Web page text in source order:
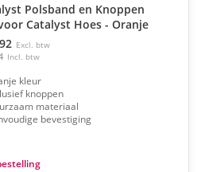
Polsband en Knoppen
Catalyst Hoes - Oranje
Excl. btw
Incl. btw
kleur
knoppen
materiaal
bevestiging